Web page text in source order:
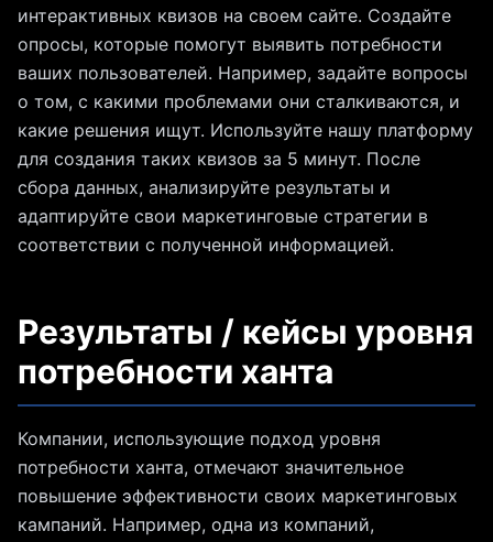
интерактивных квизов на своем сайте. Создайте
опросы, которые помогут выявить потребности
ваших пользователей. Например, задайте вопросы
о том, с какими проблемами они сталкиваются, и
какие решения ищут. Используйте нашу платформу
для создания таких квизов за 5 минут. После
сбора данных, анализируйте результаты и
адаптируйте свои маркетинговые стратегии в
соответствии с полученной информацией.
Результаты / кейсы уровня
потребности ханта
Компании, использующие подход уровня
потребности ханта, отмечают значительное
повышение эффективности своих маркетинговых
кампаний. Например, одна из компаний,